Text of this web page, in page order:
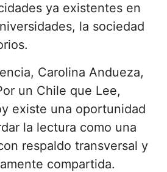
ya existentes en
la sociedad
Carolina Andueza,
un Chile que Lee,
existe una oportunidad
la lectura como una
respaldo transversal y
compartida.